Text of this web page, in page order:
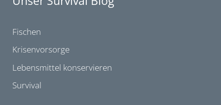
Fischen
Krisenvorsorge
Lebensmittel konservieren
Survival